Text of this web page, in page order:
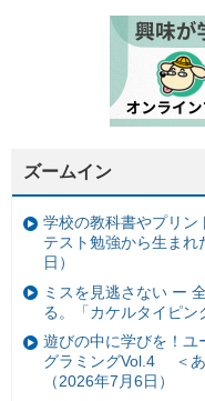
ズームイン
学校の教科書やプリ
テスト勉強から生ま
日）
ミスを見逃さない ー
る。「カケルタイピン
遊びの中に学びを！ユ
グラミングVol.4 ＜あ
（2026年7月6日）